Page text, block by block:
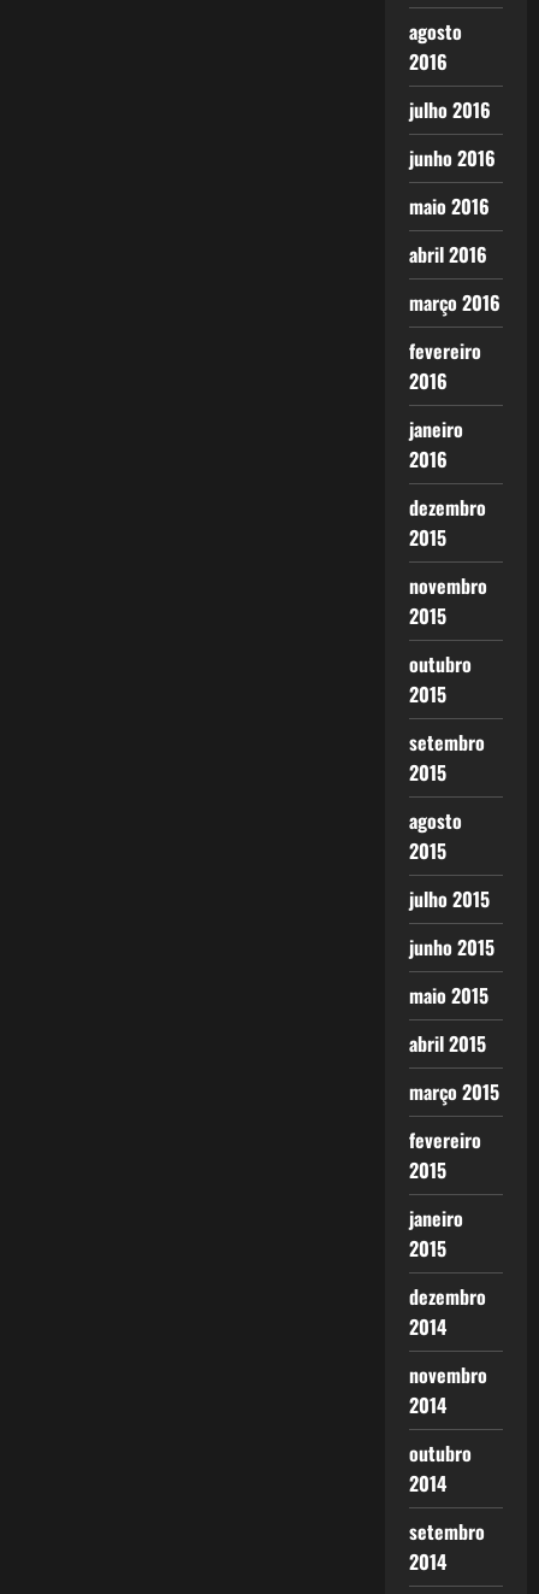
agosto
2016
julho 2016
junho 2016
maio 2016
abril 2016
março 2016
fevereiro
2016
janeiro
2016
dezembro
2015
novembro
2015
outubro
2015
setembro
2015
agosto
2015
julho 2015
junho 2015
maio 2015
abril 2015
março 2015
fevereiro
2015
janeiro
2015
dezembro
2014
novembro
2014
outubro
2014
setembro
2014